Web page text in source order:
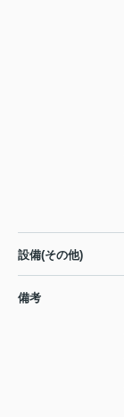
設備(その他)
備考